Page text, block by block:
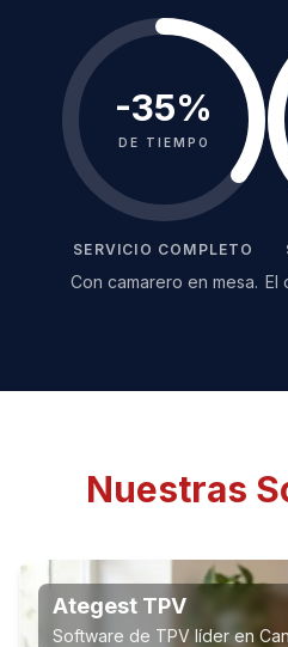
-35%
DE TIEMPO
SERVICIO COMPLETO
Con camarero en mesa. El
Nuestras
Ategest TPV
Software de TPV líder en